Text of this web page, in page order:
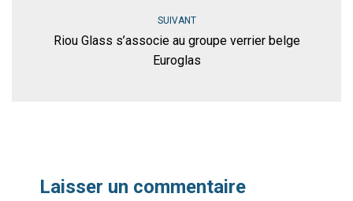
SUIVANT
Riou Glass s’associe au groupe verrier belge
Euroglas
Laisser un commentaire